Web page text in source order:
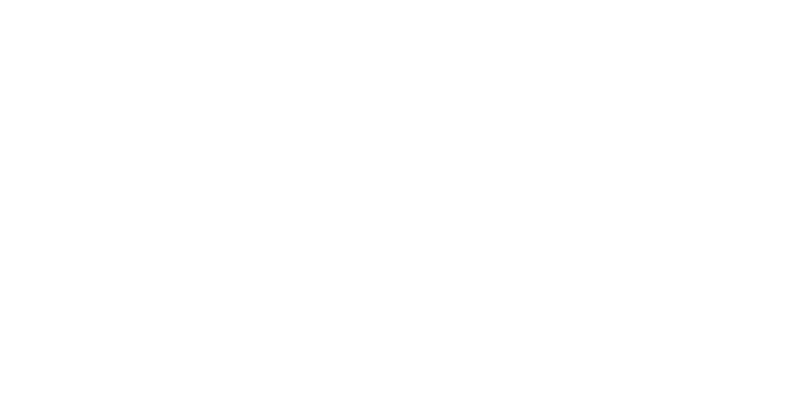
Гризько втікає, всі повинні згуртуватися, аби знайти його — навіть близнючки! Але це ще
ще для одних домашніх улюбленців, які виросли більшими, ніж очікувалося.
свою морську свинку, щоб затоваришувати з однокласниками. Він раз по раз бере мурчака до
ветеринарної лікарні «Ковчег» переконують Конора, що ігровий майданчик — не найкраще
перетворити мурчака на справжню суперзірку, яка допомагає лікарні!
Хто втішить, коли нервуєшся, через щось переймаєшся? Саме так, друг! Великого норовливого
опікуна й домівку? І що з усього цього вийде?